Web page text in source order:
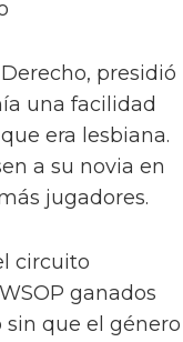
presidió
una facilidad
era lesbiana.
a su novia en
jugadores.
circuito
ganados
que el género